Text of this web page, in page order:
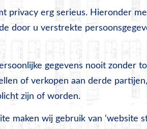
privacy erg serieus. Hieronder
door u verstrekte
gegevens nooit zonder
of verkopen aan derde
zijn of worden.
maken wij gebruik van ‘website